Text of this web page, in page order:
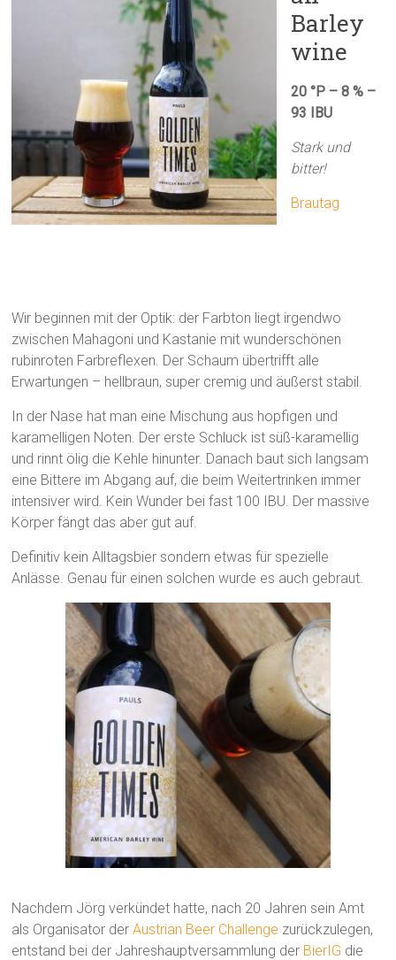
Barley
wine
20 °P – 8 % –
93 IBU
Stark und
bitter!
Brautag
Wir beginnen mit der Optik: der Farbton liegt irgendwo
zwischen Mahagoni und Kastanie mit wunderschönen
rubinroten Farbreflexen. Der Schaum übertrifft alle
Erwartungen – hellbraun, super cremig und äußerst stabil.
In der Nase hat man eine Mischung aus hopfigen und
karamelligen Noten. Der erste Schluck ist süß-karamellig
und rinnt ölig die Kehle hinunter. Danach baut sich langsam
eine Bittere im Abgang auf, die beim Weitertrinken immer
intensiver wird. Kein Wunder bei fast 100 IBU. Der massive
Körper fängt das aber gut auf.
Definitiv kein Alltagsbier sondern etwas für spezielle
Anlässe. Genau für einen solchen wurde es auch gebraut.
Nachdem Jörg verkündet hatte, nach 20 Jahren sein Amt
als Organisator derAustrian Beer Challenge zurückzulegen,
entstand bei der Jahreshauptversammlung der BierIG die